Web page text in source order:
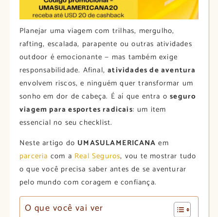
Planejar uma viagem com trilhas, mergulho,
rafting, escalada, parapente ou outras atividades
outdoor é emocionante — mas também exige
responsabilidade. Afinal,atividades de aventura
envolvem riscos, e ninguém quer transformar um
sonho em dor de cabeça. É aí que entra oseguro
viagem para esportes radicais: um item
essencial no seu checklist.
Neste artigo do UMASULAMERICANA em
parceria com a Real Seguros, vou te mostrar tudo
o que você precisa saber antes de se aventurar
pelo mundo com coragem e confiança.
O que você vai ver